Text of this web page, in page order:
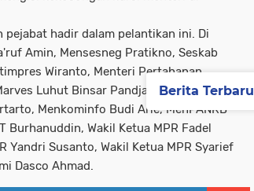
pejabat hadir dalam pelantikan ini. Di
Amin, Mensesneg Pratikno, Seskab
Wiranto, Menteri Pertahanan
Luhut Binsar Pandjaitan, Menko
Menkominfo Budi Arie, MenPANRB
Burhanuddin, Wakil Ketua MPR Fadel
Yandri Susanto, Wakil Ketua MPR Syarief
Dasco Ahmad.
Berita Terbaru